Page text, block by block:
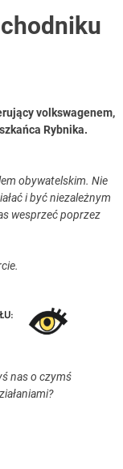
volkswagenem,
Rybnika.
obywatelskim. Nie
i być niezależnym
wesprzeć poprzez
nas o czymś